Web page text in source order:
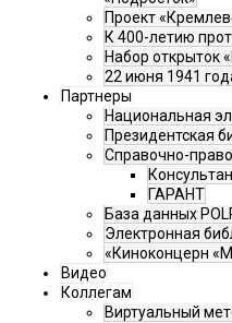
Проект
К 400-летию
Набор открыток
22 июня 1941
Партнеры
Национальная
Президентская
Справочно-
ГАРАНТ
База данных
Электронная
«Киноконцерн
Видео
Коллегам
Виртуальный